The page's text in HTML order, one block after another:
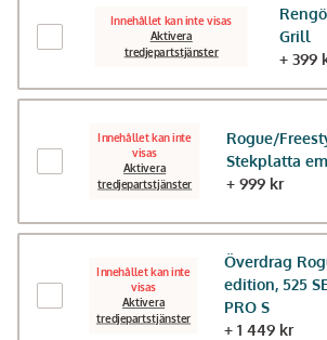
Innehållet kan inte visas
Aktivera
tredjepartstjänster
Grill
+ 399
Innehållet kan inte
visas
Aktivera
tredjepartstjänster
Rogue/
Stekplatta
+ 999 kr
Innehållet kan inte
visas
Aktivera
tredjepartstjänster
Överdrag
edition, 525
PRO S
+ 1 449 kr